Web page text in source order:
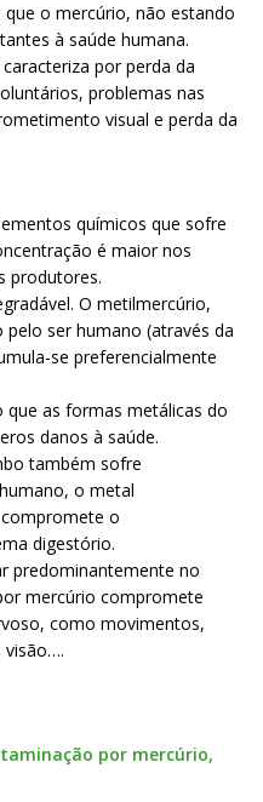
o mercúrio, não estando
à saúde humana.
por perda da
problemas nas
visual e perda da
químicos que sofre
é maior nos
produtores.
O metilmercúrio,
ser humano (através da
se preferencialmente
as formas metálicas do
danos à saúde.
também sofre
o metal
o
digestório.
predominantemente no
mercúrio compromete
como movimentos,
visão….
por mercúrio,